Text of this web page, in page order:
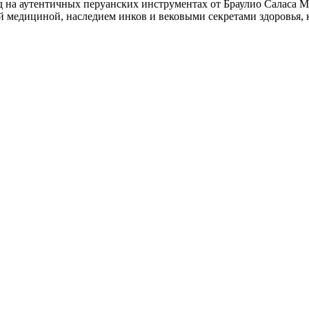
аутентичных перуанских инструментах от Браулио Саласа
наследием инков и вековыми секретами здоровья,